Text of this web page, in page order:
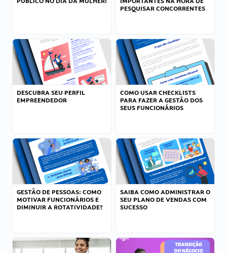
PESQUISAR CONCORRENTES
DESCUBRA SEU PERFIL
EMPREENDEDOR
COMO USAR CHECKLISTS
PARA FAZER A GESTÃO DOS
SEUS FUNCIONÁRIOS
GESTÃO DE PESSOAS: COMO
MOTIVAR FUNCIONÁRIOS E
DIMINUIR A ROTATIVIDADE?
SAIBA COMO ADMINISTRAR O
SEU PLANO DE VENDAS COM
SUCESSO